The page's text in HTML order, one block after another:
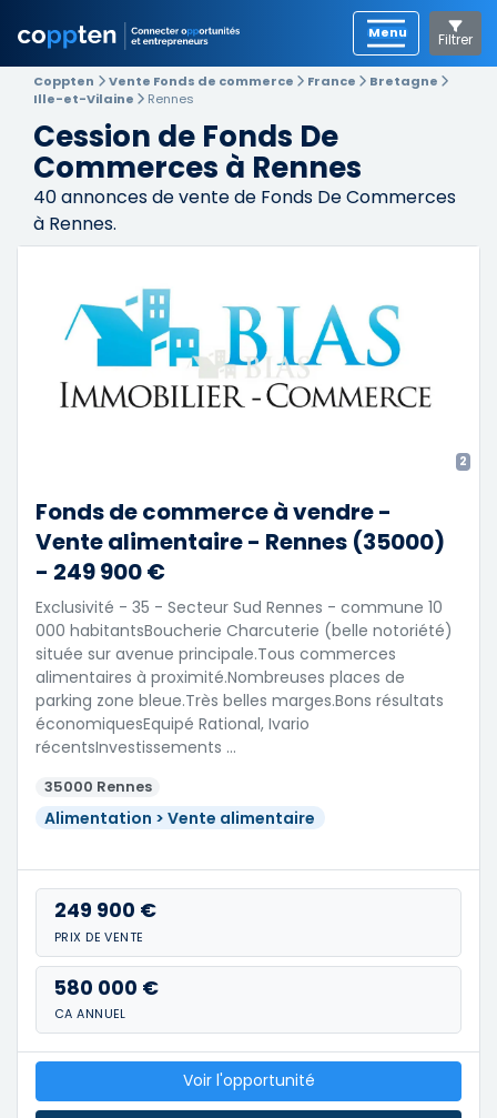
Filtrer
Coppten Vente Fonds de commerce France
Bretagne
Ille-et-Vilaine
Rennes
Cession de Fonds De
Commerces à Rennes
40annonces de vente de Fonds De Commerces
à Rennes.
2
Fonds de commerce à vendre -
Vente alimentaire - Rennes (35000)
- 249 900 €
Exclusivité - 35 - Secteur Sud Rennes - commune 10
000 habitantsBoucherie Charcuterie (belle notoriété)
située sur avenue principale.Tous commerces
alimentaires à proximité.Nombreuses places de
parking zone bleue.Très belles marges.Bons résultats
économiquesEquipé Rational, Ivario
récentsInvestissements …
35000 Rennes
Alimentation > Vente alimentaire
249 900 €
PRIX DE VENTE
580 000 €
CA ANNUEL
Voir l'opportunité